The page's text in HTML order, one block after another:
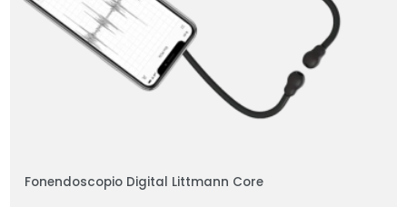
Fonendoscopio Digital Littmann Core